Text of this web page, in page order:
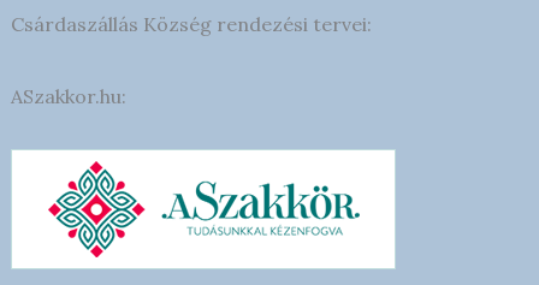
Csárdaszállás Község rendezési tervei:
ASzakkor.hu: